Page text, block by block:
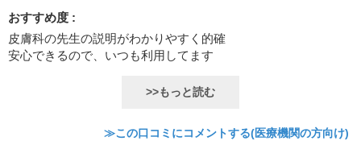
おすすめ度 :
皮膚科の先生の説明がわかりやすく的確
安心できるので、いつも利用してます
>>もっと読む
≫この口コミにコメントする(医療機関の方向け)